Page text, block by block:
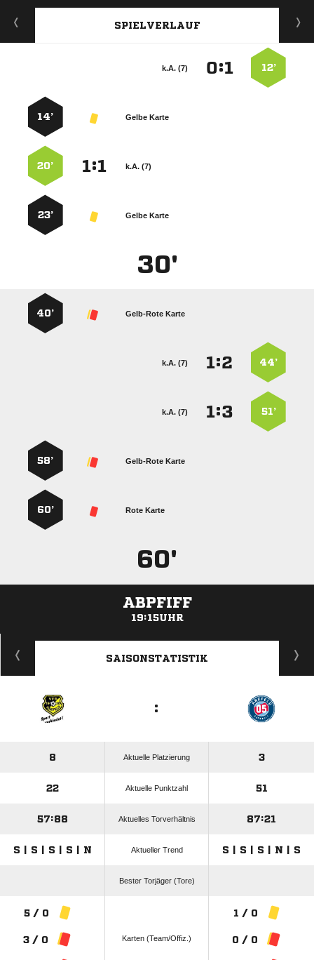
SPIELVERLAUF
12’
:
k.A. (7)
Gelbe Karte
14’
k.A. (7)
:
20’
Gelbe Karte
23’
30'
Gelb-Rote Karte
40’
44’
:
k.A. (7)
51’
:
k.A. (7)
Gelb-Rote Karte
58’
Rote Karte
60’
60'
ABPFIFF
19:15UHR
ANZEIGE
SAISONSTATISTIK
:
8 Aktuelle Platzierung 3
22 Aktuelle Punktzahl 51
57:88 Aktuelles Torverhältnis 87:21
S | S | S | S | N Aktueller Trend S | S | S | N | S
Bester Torjäger (Tore)
5 / 0
3 / 0 Karten (Team/Offiz.)
1 / 0
0 / 0